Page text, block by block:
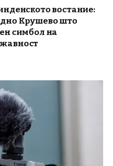
востание:
Крушево што
симбол на